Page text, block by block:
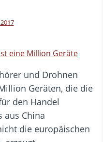
eine Million Geräte
und Drohnen
Geräten, die die
den Handel
aus China
die europäischen